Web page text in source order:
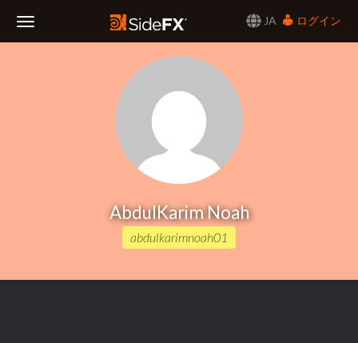
JA
ログイン
AbdulKarim Noah
abdulkarimnoah01